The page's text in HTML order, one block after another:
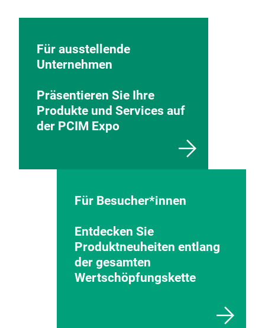
Für ausstellende
Unternehmen
Präsentieren Sie Ihre
Produkte und Services auf
der PCIM Expo
Für Besucher*innen
Entdecken Sie
Produktneuheiten entlang
der gesamten
Wertschöpfungskette